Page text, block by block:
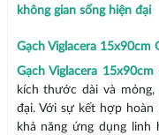
không gian sống hiện đại
Gạch Viglacera 15x90cm
Gạch Viglacera
kích thước dài và
đại. Với sự kết hợp
khả năng ứng dụng linh